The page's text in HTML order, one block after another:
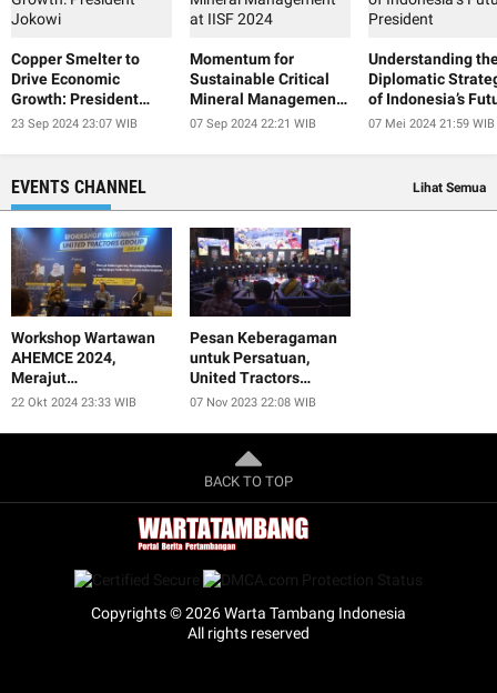
Copper Smelter to
Drive Economic
Growth: President
Jokowi
23 Sep 2024 23:07 WIB
Momentum for
Sustainable Critical
Mineral Management
at IISF 2024
07 Sep 2024 22:21 WIB
Understanding
Diplomatic
of Indonesia’s
President
07 Mei 2024 21:59 WIB
EVENTS CHANNEL Lihat Semua
Workshop Wartawan
AHEMCE 2024,
Merajut
Keberagaman,
dan Menjaga
22 Okt 2024 23:33 WIB
Pesan Keberagaman
untuk Persatuan,
United Tractors
Selenggarakan UT
2023
07 Nov 2023 22:08 WIB
BACK TO TOP
Copyrights © 2026 Warta Tambang Indonesia
All rights reserved